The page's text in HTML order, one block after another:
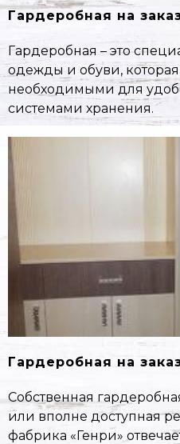
Гардеробная на
Гардеробная – это
одежды и обуви,
необходимыми для
системами хранения.
Гардеробная на
Собственная
или вполне доступная
фабрика «Генри»